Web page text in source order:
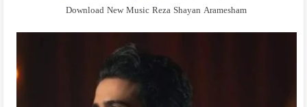
Download New Music Reza Shayan Aramesham